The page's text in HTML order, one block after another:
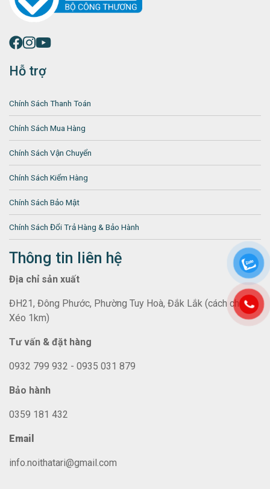
Hỗ trợ
Chính Sách Thanh Toán
Chính Sách Mua Hàng
Chính Sách Vận Chuyển
Chính Sách Kiểm Hàng
Chính Sách Bảo Mật
Chính Sách Đổi Trả Hàng & Bảo Hành
Thông tin liên hệ
Địa chỉ sản xuất
ĐH21, Đông Phước, Phường Tuy Hoà, Đắk Lắk (cách chợ
Xéo 1km)
Tư vấn & đặt hàng
0932 799 932 - 0935 031 879
Bảo hành
0359 181 432
Email
info.noithatari@gmail.com